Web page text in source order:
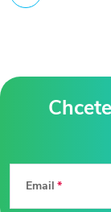
á
Email